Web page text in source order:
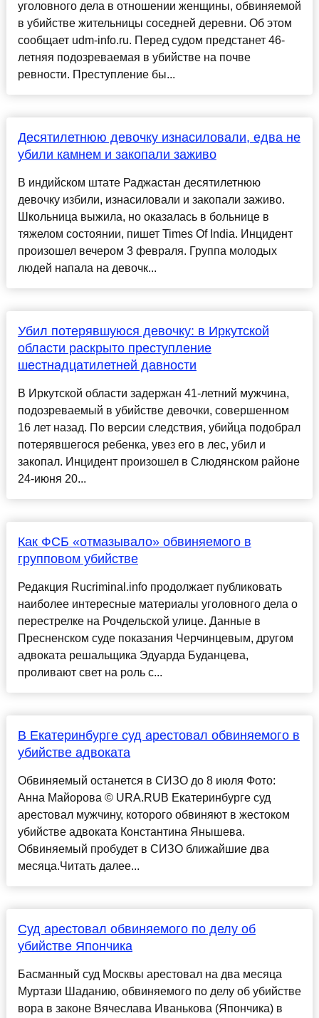
уголовного дела в отношении женщины, обвиняемой
в убийстве жительницы соседней деревни. Об этом
сообщает udm-info.ru. Перед судом предстанет 46-
летняя подозреваемая в убийстве на почве
ревности. Преступление бы...
Десятилетнюю девочку изнасиловали, едва не
убили камнем и закопали заживо
В индийском штате Раджастан десятилетнюю
девочку избили, изнасиловали и закопали заживо.
Школьница выжила, но оказалась в больнице в
тяжелом состоянии, пишет Times Of India. Инцидент
произошел вечером 3 февраля. Группа молодых
людей напала на девочк...
Убил потерявшуюся девочку: в Иркутской
области раскрыто преступление
шестнадцатилетней давности
В Иркутской области задержан 41-летний мужчина,
подозреваемый в убийстве девочки, совершенном
16 лет назад. По версии следствия, убийца подобрал
потерявшегося ребенка, увез его в лес, убил и
закопал. Инцидент произошел в Слюдянском районе
24-июня 20...
Как ФСБ «отмазывало» обвиняемого в
групповом убийстве
Редакция Rucriminal.info продолжает публиковать
наиболее интересные материалы уголовного дела о
перестрелке на Рочдельской улице. Данные в
Пресненском суде показания Черчинцевым, другом
адвоката решальщика Эдуарда Буданцева,
проливают свет на роль с...
В Екатеринбурге суд арестовал обвиняемого в
убийстве адвоката
Обвиняемый останется в СИЗО до 8 июля Фото:
Анна Майорова © URA.RUВ Екатеринбурге суд
арестовал мужчину, которого обвиняют в жестоком
убийстве адвоката Константина Янышева.
Обвиняемый пробудет в СИЗО ближайшие два
месяца.Читать далее...
Суд арестовал обвиняемого по делу об
убийстве Япончика
Басманный суд Москвы арестовал на два месяца
Муртази Шаданию, обвиняемого по делу об убийстве
вора в законе Вячеслава Иванькова (Япончика) в